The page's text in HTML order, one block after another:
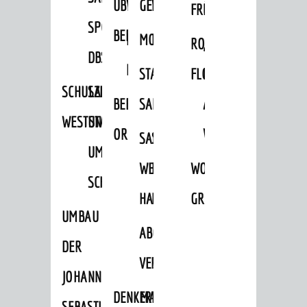
SPORTHALLE
DBS
SCHULZENTRUM
WESTSTADT
SANIERUNG-
UND
UMBAUMASSNAHME S
CHLOSS
UMBAU
DER
JOHANN-
ÜBER
BEBAUUNGSPLÄNE
VERFAHREN
BEBAUUNGSPLÄNE
KERNSTADT
BEBAUUNGSPLÄNE
ORTSTEILE
EINZELHANDELSKONZEPT
MOBILFUNKKONZEPT
LÄRMAKTIONSPLAN
STADTERNEUERUNG/-
SANIERUNG
SANIERUNG
WESTLICH
HAUPTBAHNHOF
SANIERUNGSGEBIET
HILDEBRANDSCHE
MÜHLE
ABGESCHLOSSENE
VERFAHREN
DENKMALSCHUTZ
ERHALTUNGSSATZUNGEN
FRÜHLING
HERBST
RODENSTEINER
FLOHMARKT
„WOINEM
LIVE“
AM
WINDECKPLATZ
WOCHENMARKT
GROOVE